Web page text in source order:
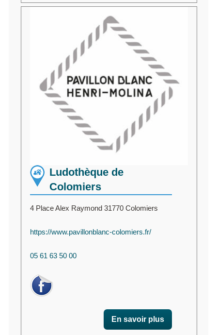
Ludothèque de
Colomiers
4 Place Alex Raymond 31770 Colomiers
https://www.pavillonblanc-colomiers.fr/
05 61 63 50 00
En savoir plus